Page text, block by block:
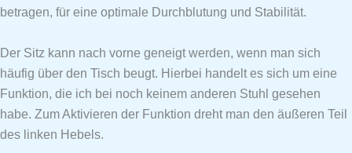
betragen, für eine optimale Durchblutung und Stabilität.
Der Sitz kann nach vorne geneigt werden, wenn man sich
häufig über den Tisch beugt. Hierbei handelt es sich um eine
Funktion, die ich bei noch keinem anderen Stuhl gesehen
habe. Zum Aktivieren der Funktion dreht man den äußeren Teil
des linken Hebels.